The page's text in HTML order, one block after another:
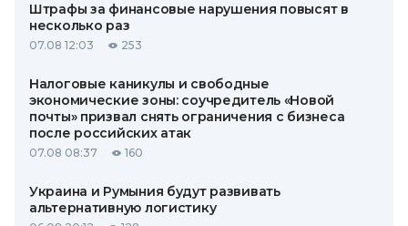
Штрафы за финансовые нарушения повысят в
несколько раз
07.08 12:03 253
Налоговые каникулы и свободные
экономические зоны: соучредитель «Новой
почты» призвал снять ограничения с бизнеса
после российских атак
07.08 08:37 160
Украина и Румыния будут развивать
альтернативную логистику